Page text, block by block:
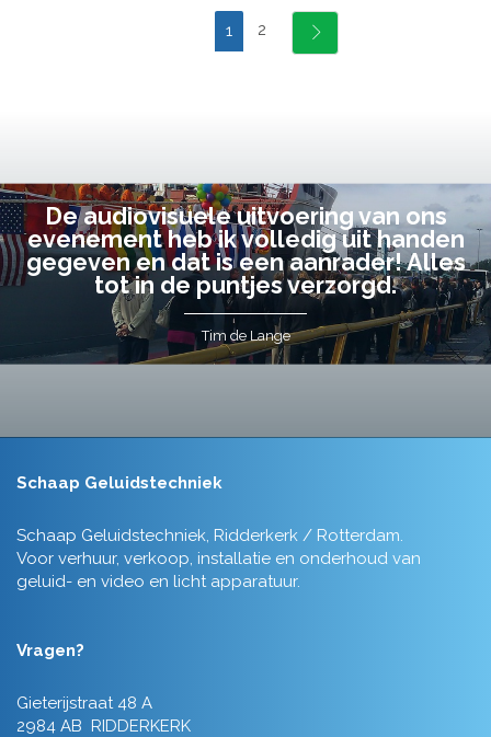
1 2
De audiovisuele uitvoering van ons
evenement heb ik volledig uit handen
gegeven en dat is een aanrader! Alles
tot in de puntjes verzorgd.
Tim de Lange
Schaap Geluidstechniek
Schaap Geluidstechniek, Ridderkerk / Rotterdam.
Voor verhuur, verkoop, installatie en onderhoud van
geluid- en video en licht apparatuur.
Vragen?
Gieterijstraat 48 A
2984 AB RIDDERKERK